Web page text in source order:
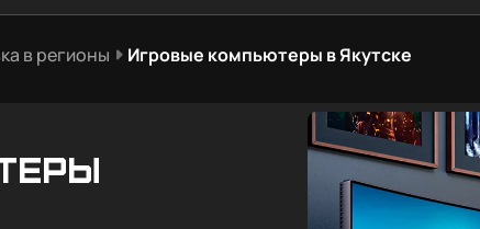
в регионы Игровые компьютеры в Якутске